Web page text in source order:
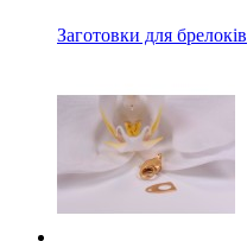
Заготовки для брелоків